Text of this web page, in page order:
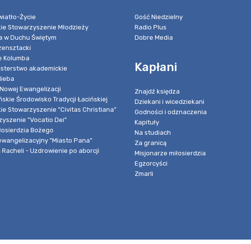
Życie
Stowarzyszenie Młodzieży
w Duchu Świętym
Kolumba
akademickie
Ewangelizacji
Środowisko Tradycji Łacińskiej
Stowarzyszenie "Civitas Christiana"
"Vocatio Dei"
Bożego
"Miasto Pana"
Racheli - Uzdrowienie po aborcji
Gość Niedzielny
Radio Plus
Dobre Media
Kapłani
Znajdź księdza
Dziekani i wicedziekani
Godności i odznaczenia
Kapituły
Na studiach
Za granicą
Misjonarze miłosierdzia
Egzorcyści
Zmarli